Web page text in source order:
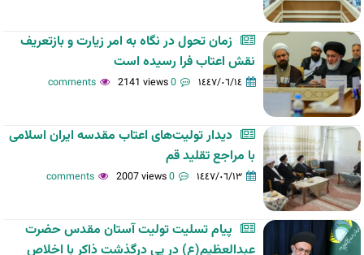
زمان تحول در نگاه به امر زیارت و بازتعریف
نقش اعتاب فرا رسیده است
١٤٤٧/٠٦/١٤ 0 comments
2141 views
دیدار تولیت‌های اعتاب مقدسه ایران اسلامی
با مراجع تقلید قم
١٤٤٧/٠٦/١٣ 0 comments
2007 views
پیام تسلیت تولیت آستان مقدس حضرت
عبدالعظیم(ع) در پی درگذشت ذاکر با اخلاص